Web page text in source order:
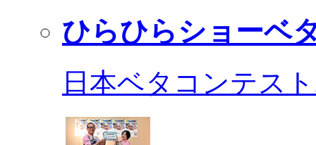
ひらひらショーベ
日本ベタコンテス